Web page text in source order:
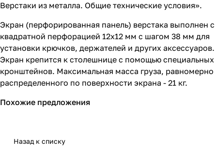
Верстаки из металла. Общие технические условия».
Экран (перфорированная панель) верстака выполнен с
квадратной перфорацией 12х12 мм с шагом 38 мм для
установки крючков, держателей и других аксессуаров.
Экран крепится к столешнице с помощью специальных
кронштейнов. Максимальная масса груза, равномерно
распределенного по поверхности экрана - 21 кг.
Похожие предложения
Назад к списку